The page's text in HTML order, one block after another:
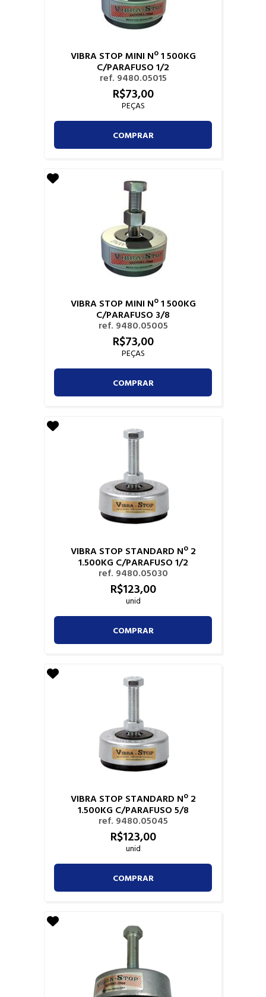
VIBRA STOP MINI Nº 1 500KG
C/PARAFUSO 1/2
ref. 9480.05015
R$73,00
PEÇAS
COMPRAR
VIBRA STOP MINI Nº 1 500KG
C/PARAFUSO 3/8
ref. 9480.05005
R$73,00
PEÇAS
COMPRAR
VIBRA STOP STANDARD Nº 2
1.500KG C/PARAFUSO 1/2
ref. 9480.05030
R$123,00
unid
COMPRAR
VIBRA STOP STANDARD Nº 2
1.500KG C/PARAFUSO 5/8
ref. 9480.05045
R$123,00
unid
COMPRAR